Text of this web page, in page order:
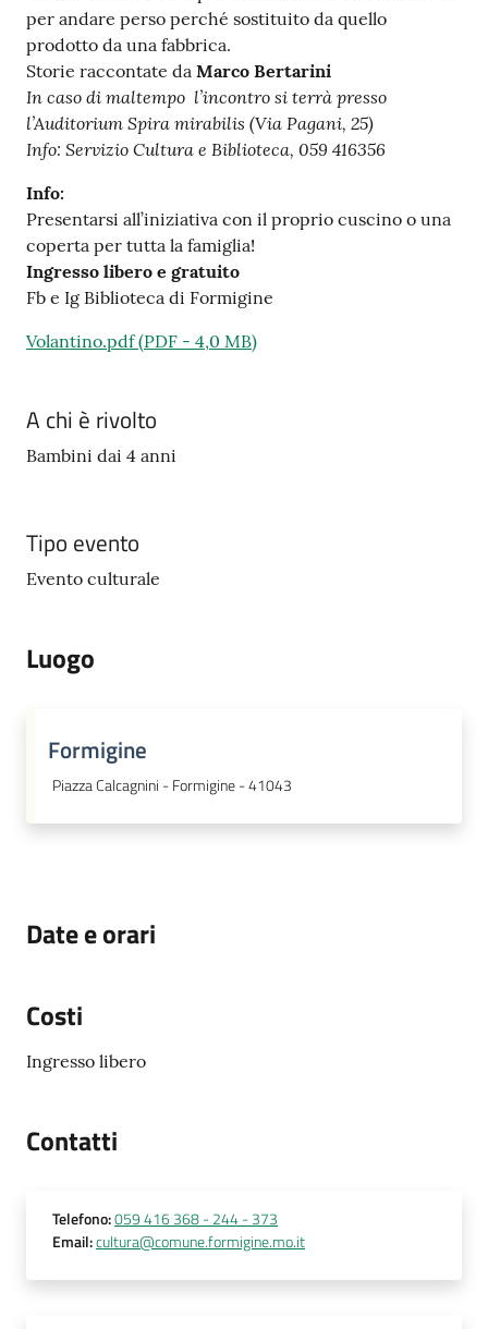
per andare perso perché sostituito da quello
prodotto da una fabbrica.
Storie raccontate da Marco Bertarini
In caso di maltempo l’incontro si terrà presso
l’Auditorium Spira mirabilis (Via Pagani, 25)
Info: Servizio Cultura e Biblioteca, 059 416356
Info:
Presentarsi all’iniziativa con il proprio cuscino o una
coperta per tutta la famiglia!
Ingresso libero e gratuito
Fb e Ig Biblioteca di Formigine
Volantino.pdf(PDF - 4,0 MB)
A chi è rivolto
Bambini dai 4 anni
Tipo evento
Evento culturale
Luogo
Formigine
Piazza Calcagnini - Formigine - 41043
Date e orari
Costi
Ingresso libero
Contatti
Telefono:059 416 368 - 244 - 373
Email:cultura@comune.formigine.mo.it